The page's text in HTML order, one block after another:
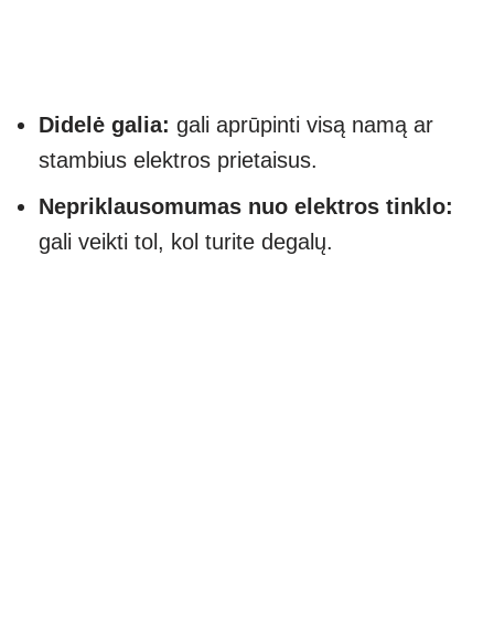
Didelė galia: gali aprūpinti visą namą ar
stambius elektros prietaisus.
Nepriklausomumas nuo elektros tinklo:
gali veikti tol, kol turite degalų.